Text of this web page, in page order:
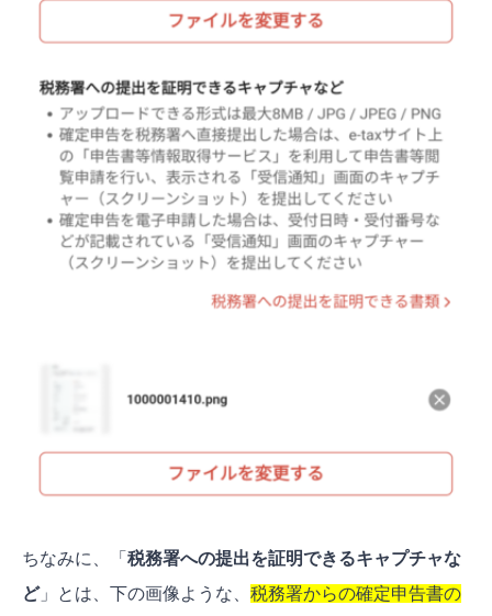
ちなみに、「 税務署への提出を証明できるキャプチャな
ど」とは、下の画像ような、 税務署からの確定申告書の